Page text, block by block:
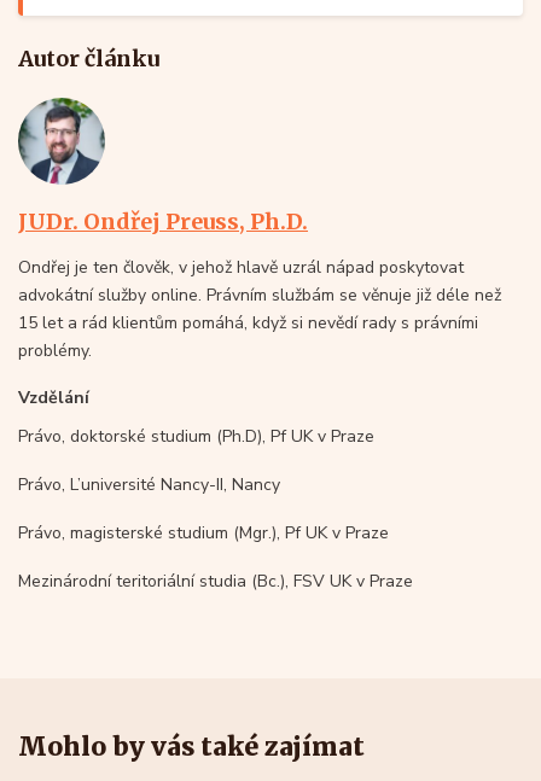
Autor článku
JUDr. Ondřej Preuss, Ph.D.
Ondřej je ten člověk, v jehož hlavě uzrál nápad poskytovat
advokátní služby online. Právním službám se věnuje již déle než
15 let a rád klientům pomáhá, když si nevědí rady s právními
problémy.
Vzdělání
Právo, doktorské studium (Ph.D), Pf UK v Praze
Právo, L’université Nancy-II, Nancy
Právo, magisterské studium (Mgr.), Pf UK v Praze
Mezinárodní teritoriální studia (Bc.), FSV UK v Praze
Mohlo by vás také zajímat